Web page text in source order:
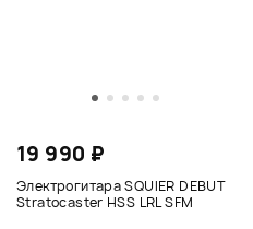
19 990 ₽
Электрогитара SQUIER DEBUT
Stratocaster HSS LRL SFM